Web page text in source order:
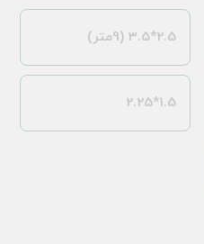
2.5*3.5 (9متر)
1.5*2.25